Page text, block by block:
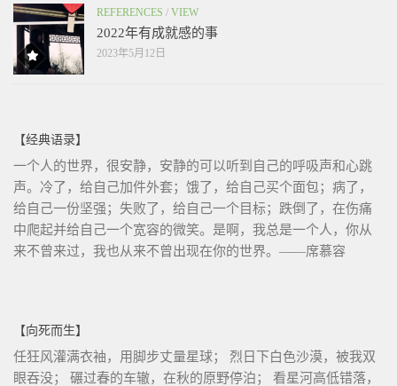
REFERENCES / VIEW
2022年有成就感的事
2023年5月12日
【经典语录】
一个人的世界，很安静，安静的可以听到自己的呼吸声和心跳
声。冷了，给自己加件外套；饿了，给自己买个面包；病了，
给自己一份坚强；失败了，给自己一个目标；跌倒了，在伤痛
中爬起并给自己一个宽容的微笑。是啊，我总是一个人，你从
来不曾来过，我也从来不曾出现在你的世界。——席慕容
【向死而生】
任狂风灌满衣袖，用脚步丈量星球； 烈日下白色沙漠，被我双
眼吞没； 碾过春的车辙，在秋的原野停泊； 看星河高低错落，